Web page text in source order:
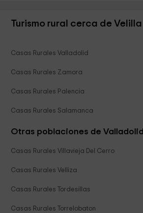
Turismo rural cerca de Velilla
Casas Rurales Valladolid
Casas Rurales Zamora
Casas Rurales Palencia
Casas Rurales Salamanca
Otras poblaciones de Valladolid
Casas Rurales Villavieja Del Cerro
Casas Rurales Velliza
Casas Rurales Tordesillas
Casas Rurales Torrelobaton